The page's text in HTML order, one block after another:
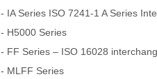
- IA Series ISO 7241-1 A Series
- H5000 Series
- FF Series – ISO 16028
- MLFF Series